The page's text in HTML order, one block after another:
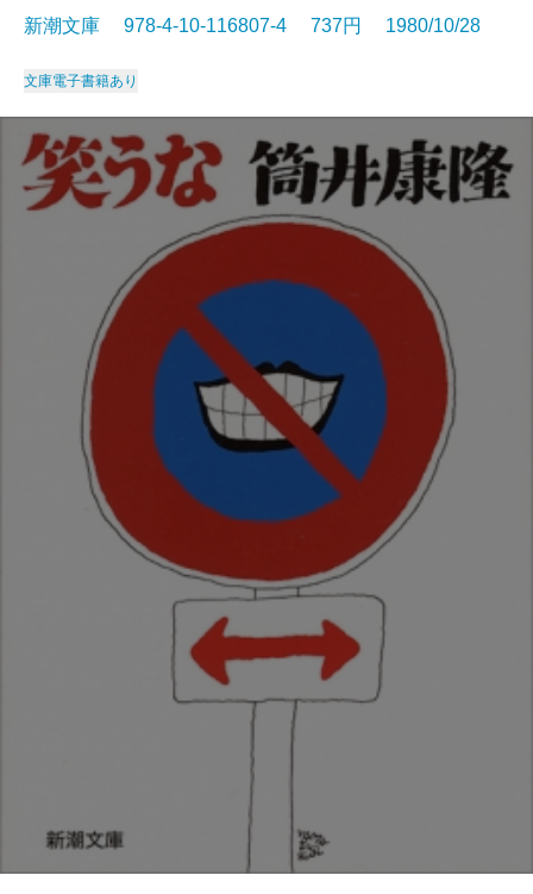
新潮文庫 978-4-10-116807-4 737円 1980/10/28
文庫電子書籍あり